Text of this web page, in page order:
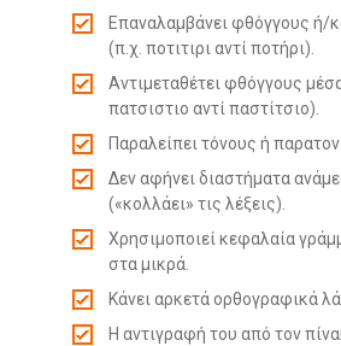
Επαναλαμβάνει φθόγγους ή/
(π.χ. ποτιτιρι αντί ποτήρι).
Αντιμεταθέτει φθόγγους
πατσιστιο αντί παστίτσιο).
Παραλείπει τόνους ή
Δεν αφήνει διαστήματα
(«κολλάει» τις λέξεις).
Χρησιμοποιεί κεφαλαία
στα μικρά.
Κάνει αρκετά ορθογραφικά
Η αντιγραφή του από τον